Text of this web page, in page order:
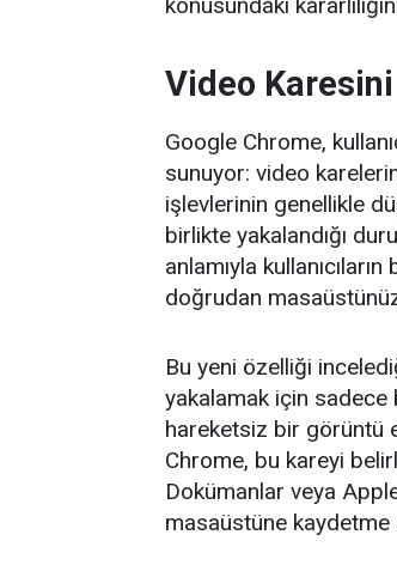
Video
Google Chrome,
sunuyor: video
işlevlerinin genellikle
birlikte yakalandığı
anlamıyla
doğrudan
Bu yeni özelliği
yakalamak için sadece
hareketsiz bir görüntü
Chrome, bu kareyi
Dokümanlar veya
masaüstüne